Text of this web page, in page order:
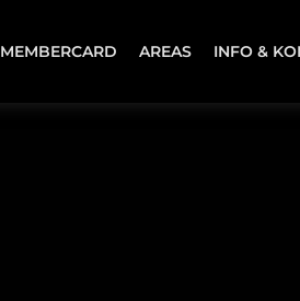
MEMBERCARD AREAS INFO &